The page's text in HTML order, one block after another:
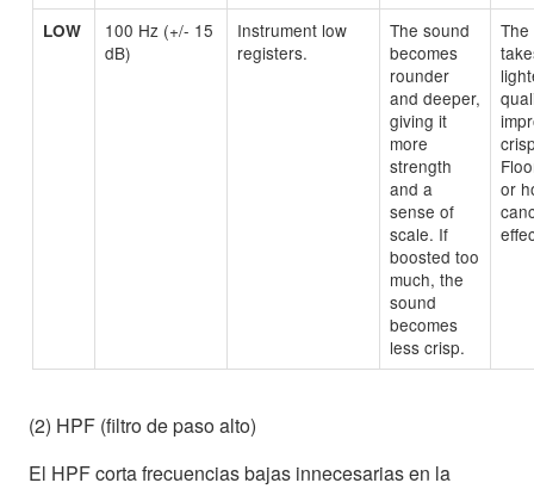
LOW
100 Hz (+/- 15
dB)
Instrument low
registers.
The sound
becomes
rounder
and deeper,
giving it
more
strength
and a
sense of
scale. If
boosted too
much, the
sound
becomes
less crisp.
or
(2) HPF (filtro de paso alto)
El HPF corta frecuencias bajas innecesarias en la